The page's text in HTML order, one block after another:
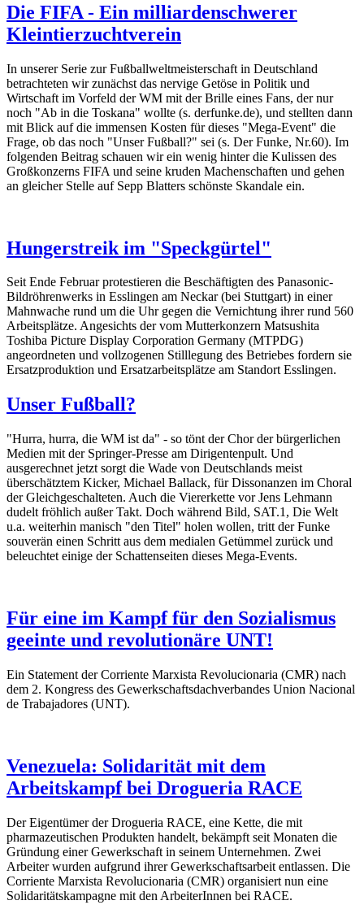
Die FIFA - Ein milliardenschwerer
Kleintierzuchtverein
In unserer Serie zur Fußballweltmeisterschaft in Deutschland
betrachteten wir zunächst das nervige Getöse in Politik und
Wirtschaft im Vorfeld der WM mit der Brille eines Fans, der nur
noch "Ab in die Toskana" wollte (s. derfunke.de), und stellten dann
mit Blick auf die immensen Kosten für dieses "Mega-Event" die
Frage, ob das noch "Unser Fußball?" sei (s. Der Funke, Nr.60). Im
folgenden Beitrag schauen wir ein wenig hinter die Kulissen des
Großkonzerns FIFA und seine kruden Machenschaften und gehen
an gleicher Stelle auf Sepp Blatters schönste Skandale ein.
Hungerstreik im "Speckgürtel"
Seit Ende Februar protestieren die Beschäftigten des Panasonic-
Bildröhrenwerks in Esslingen am Neckar (bei Stuttgart) in einer
Mahnwache rund um die Uhr gegen die Vernichtung ihrer rund 560
Arbeitsplätze. Angesichts der vom Mutterkonzern Matsushita
Toshiba Picture Display Corporation Germany (MTPDG)
angeordneten und vollzogenen Stilllegung des Betriebes fordern sie
Ersatzproduktion und Ersatzarbeitsplätze am Standort Esslingen.
Unser Fußball?
"Hurra, hurra, die WM ist da" - so tönt der Chor der bürgerlichen
Medien mit der Springer-Presse am Dirigentenpult. Und
ausgerechnet jetzt sorgt die Wade von Deutschlands meist
überschätztem Kicker, Michael Ballack, für Dissonanzen im Choral
der Gleichgeschalteten. Auch die Viererkette vor Jens Lehmann
dudelt fröhlich außer Takt. Doch während Bild, SAT.1, Die Welt
u.a. weiterhin manisch "den Titel" holen wollen, tritt der Funke
souverän einen Schritt aus dem medialen Getümmel zurück und
beleuchtet einige der Schattenseiten dieses Mega-Events.
Für eine im Kampf für den Sozialismus
geeinte und revolutionäre UNT!
Ein Statement der Corriente Marxista Revolucionaria (CMR) nach
dem 2. Kongress des Gewerkschaftsdachverbandes Union Nacional
de Trabajadores (UNT).
Venezuela: Solidarität mit dem
Arbeitskampf bei Drogueria RACE
Der Eigentümer der Drogueria RACE, eine Kette, die mit
pharmazeutischen Produkten handelt, bekämpft seit Monaten die
Gründung einer Gewerkschaft in seinem Unternehmen. Zwei
Arbeiter wurden aufgrund ihrer Gewerkschaftsarbeit entlassen. Die
Corriente Marxista Revolucionaria (CMR) organisiert nun eine
Solidaritätskampagne mit den ArbeiterInnen bei RACE.